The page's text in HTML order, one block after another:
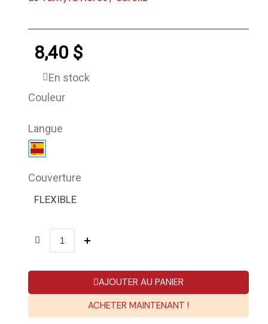
8,40 $
En stock
Couleur
Langue
Couverture
FLEXIBLE
AJOUTER AU PANIER
ACHETER MAINTENANT !